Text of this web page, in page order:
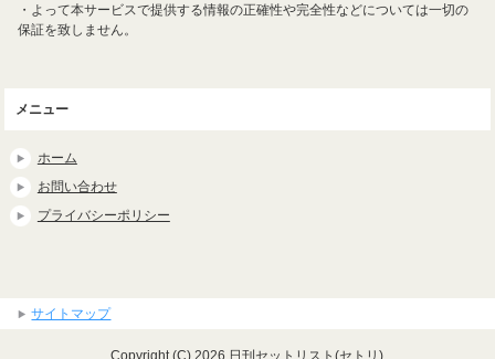
・よって本サービスで提供する情報の正確性や完全性などについては一切の
保証を致しません。
メニュー
ホーム
お問い合わせ
プライバシーポリシー
サイトマップ